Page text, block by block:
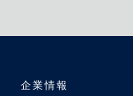
企業情報